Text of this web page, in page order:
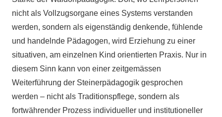
nicht als Vollzugsorgane eines Systems verstanden
werden, sondern als eigenständig denkende, fühlende
und handelnde Pädagogen, wird Erziehung zu einer
situativen, am einzelnen Kind orientierten Praxis. Nur in
diesem Sinn kann von einer zeitgemässen
Weiterführung der Steinerpädagogik gesprochen
werden – nicht als Traditionspflege, sondern als
fortwährender Prozess individueller und institutioneller